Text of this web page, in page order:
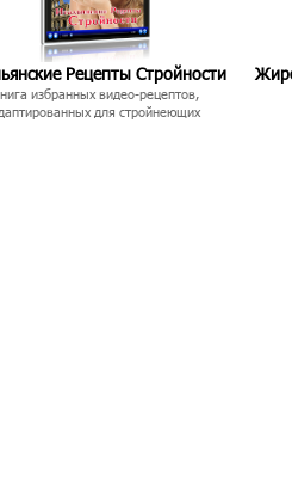
Рецепты Стройности
избранных видео-рецептов,
для стройнеющих